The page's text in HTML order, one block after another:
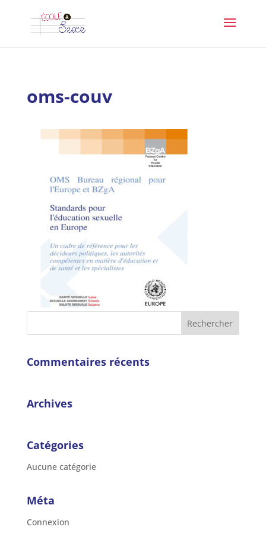
oms-couv
Commentaires récents
Archives
Catégories
Aucune catégorie
Méta
Connexion